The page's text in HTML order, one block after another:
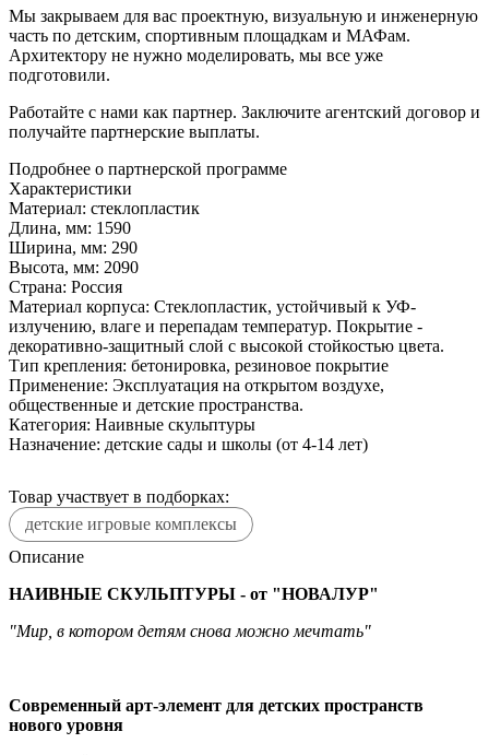
Мы закрываем для вас проектную, визуальную и инженерную
часть по детским, спортивным площадкам и МАФам.
Архитектору не нужно моделировать, мы все уже
подготовили.
Работайте с нами как партнер. Заключите агентский договор и
получайте партнерские выплаты.
Подробнее о партнерской программе
Характеристики
Материал: стеклопластик
Длина, мм: 1590
Ширина, мм: 290
Высота, мм: 2090
Страна: Россия
Материал корпуса: Стеклопластик, устойчивый к УФ-
излучению, влаге и перепадам температур. Покрытие -
декоративно-защитный слой с высокой стойкостью цвета.
Тип крепления: бетонировка, резиновое покрытие
Применение: Эксплуатация на открытом воздухе,
общественные и детские пространства.
Категория: Наивные скульптуры
Назначение: детские сады и школы (от 4-14 лет)
Товар участвует в подборках:
детские игровые комплексы
Описание
НАИВНЫЕ СКУЛЬПТУРЫ - от "НОВАЛУР"
"Мир, в котором детям снова можно мечтать"
Современный арт-элемент для детских пространств
нового уровня